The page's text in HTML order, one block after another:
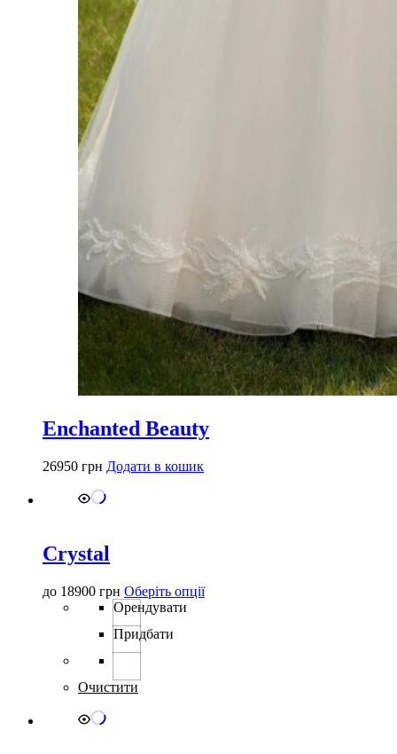
Enchanted Beauty
26950 грн Додати в кошик
Crystal
до 18900 грн Оберіть опціїЦей
Орендувати
Придбати
Очистити